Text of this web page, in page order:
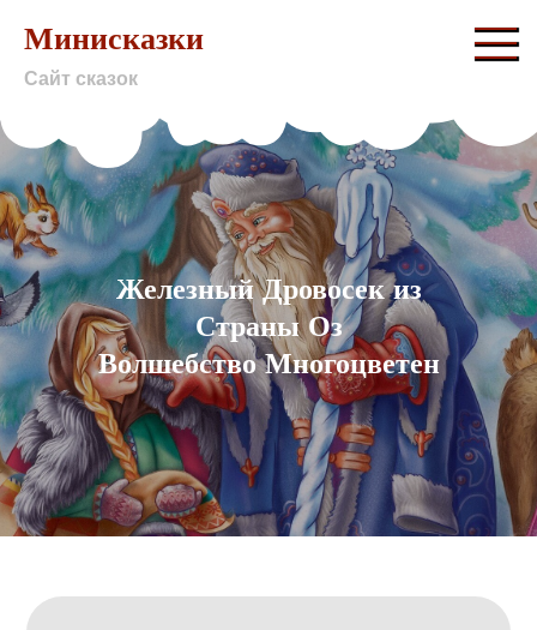
content
Минисказки
Сайт сказок
Железный Дровосек из
Страны Оз
Волшебство Многоцветен